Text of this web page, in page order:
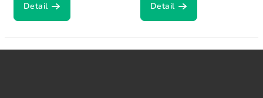
Detail Detail